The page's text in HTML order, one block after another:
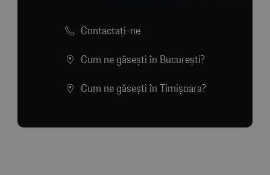
Contactaţi-ne
Cum ne găsești în București?
Cum ne găsești în Timișoara?